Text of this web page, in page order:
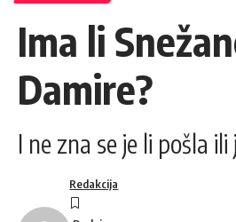
Ima li
Damire?
I ne zna se je li pošla
Redakcija